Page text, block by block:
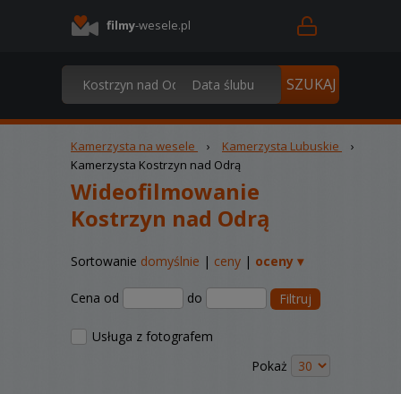
filmy-wesele.pl
Kamerzysta na wesele › Kamerzysta Lubuskie
›
Kamerzysta Kostrzyn nad Odrą
Wideofilmowanie
Kostrzyn nad Odrą
Sortowanie domyślnie | ceny | oceny ▾
Cena od do Filtruj
Usługa z fotografem
Pokaż